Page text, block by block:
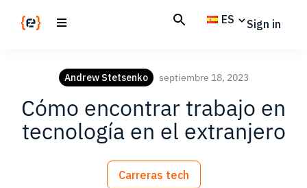
Magazine
future.
Together
ES Sign in
Andrew Stetsenko septiembre 18, 2023
Cómo encontrar trabajo en
tecnología en el extranjero
Carreras tech